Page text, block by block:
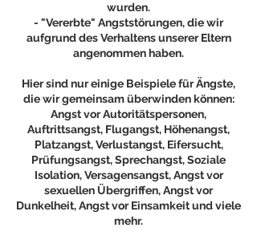
wurden.
- "Vererbte" Angststörungen, die wir
aufgrund des Verhaltens unserer Eltern
angenommen haben.
Hier sind nur einige Beispiele für Ängste,
die wir gemeinsam überwinden können:
Angst vor Autoritätspersonen,
Auftrittsangst, Flugangst, Höhenangst,
Platzangst, Verlustangst, Eifersucht,
Prüfungsangst, Sprechangst, Soziale
Isolation, Versagensangst, Angst vor
sexuellen Übergriffen, Angst vor
Dunkelheit, Angst vor Einsamkeit und viele
mehr.